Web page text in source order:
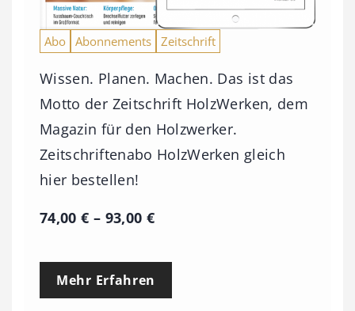
Abo Abonnements Zeitschrift
Wissen. Planen. Machen. Das ist das
Motto der Zeitschrift HolzWerken, dem
Magazin für den Holzwerker.
Zeitschriftenabo HolzWerken gleich
hier bestellen!
74,00€ – 93,00 €P
e
Mehr Erfahren